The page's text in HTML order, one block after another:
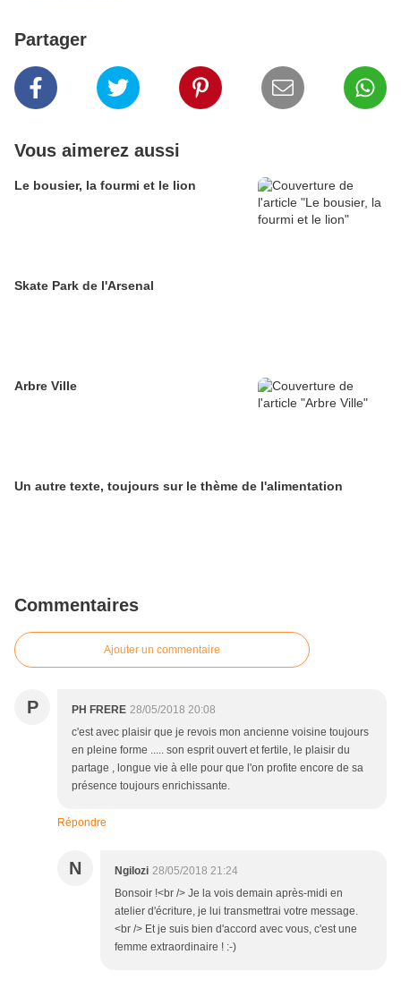
Partager
Vous aimerez aussi
Le bousier, la fourmi et le lion
Skate Park de l'Arsenal
Arbre Ville
Un autre texte, toujours sur le thème de l'alimentation
Commentaires
Ajouter un commentaire
P PH FRERE 28/05/2018 20:08
c'est avec plaisir que je revois mon ancienne voisine toujours
en pleine forme ..... son esprit ouvert et fertile, le plaisir du
partage , longue vie à elle pour que l'on profite encore de sa
présence toujours enrichissante.
Répondre
N Ngilozi 28/05/2018 21:24
Bonsoir !<br /> Je la vois demain après-midi en
atelier d'écriture, je lui transmettrai votre message.
<br /> Et je suis bien d'accord avec vous, c'est une
femme extraordinaire ! :-)